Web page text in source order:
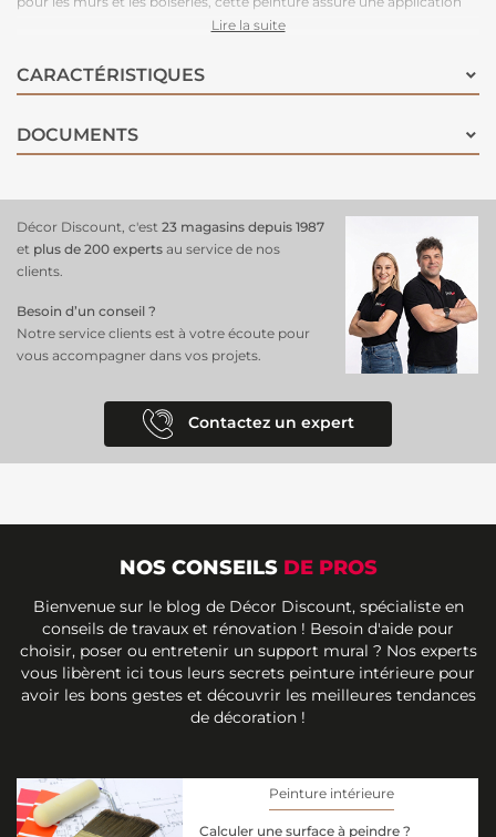
uniforme et une bonne couvrance. Sa formule résistante garantit une
peinture le choix parfait pour rehausser votre décoration intérieure.
Elle s'applique également sur le béton, ciment, plaques de plâtre,
Lire la suite
CARACTÉRISTIQUES
DOCUMENTS
Décor Discount, c'est 23 magasins depuis 1987
et plus de 200 experts au service de nos
clients.
Besoin d’un conseil ?
Notre service clients est à votre écoute pour
vous accompagner dans vos projets.
Contactez un expert
NOS CONSEILS DE PROS
Bienvenue sur le blog de Décor Discount, spécialiste en
conseils de travaux et rénovation ! Besoin d'aide pour
choisir, poser ou entretenir un support mural ? Nos experts
vous libèrent ici tous leurs secrets peinture intérieure pour
avoir les bons gestes et découvrir les meilleures tendances
de décoration !
Peinture intérieure
Calculer une surface à peindre ?